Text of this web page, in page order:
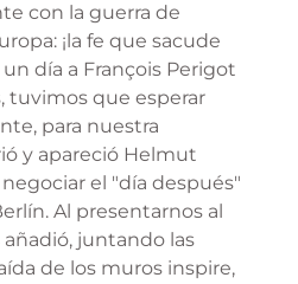
con la guerra de
¡la fe que sacude
día a François Perigot
tuvimos que esperar
para nuestra
y apareció Helmut
el "día después"
Al presentarnos al
añadió, juntando las
de los muros inspire,